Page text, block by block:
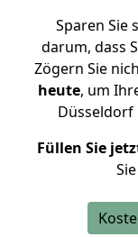
Sparen Sie
darum, dass
Zögern Sie
heute, um
Düsseldorf
Füllen Sie